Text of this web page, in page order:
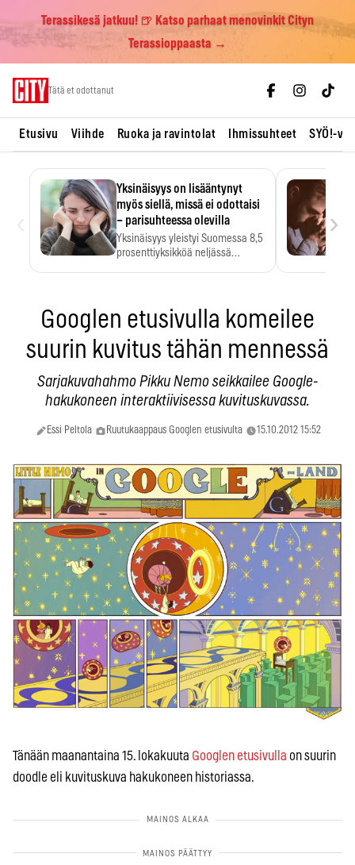
Terassikesä jatkuu! 🍺 Katso parhaat menovinkit Cityn
Terassioppaasta →
Tätä et odottanut
Etusivu Viihde Ruoka ja ravintolat Ihmissuhteet SYÖ!-
Yksinäisyys on lisääntynyt
myös siellä, missä ei odottaisi
– parisuhteessa olevilla
Yksinäisyys yleistyi Suomessa 8,5
prosenttiyksikköä neljässä
›
Googlen etusivulla komeilee
suurin kuvitus tähän mennessä
Sarjakuvahahmo Pikku Nemo seikkailee Google-
hakukoneen interaktiivisessa kuvituskuvassa.
Essi Peltola Ruutukaappaus Googlen etusivulta 15.10.2012 15:52
Tänään maanantaina 15. lokakuuta Googlen etusivulla on suurin
doodle eli kuvituskuva hakukoneen historiassa.